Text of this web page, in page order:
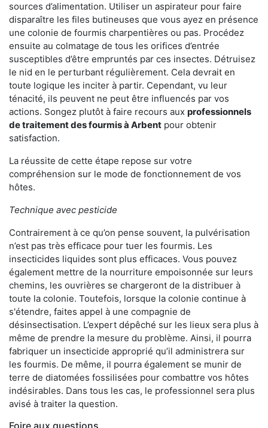
sources d’alimentation. Utiliser un aspirateur pour faire
disparaître les files butineuses que vous ayez en présence
une colonie de fourmis charpentières ou pas. Procédez
ensuite au colmatage de tous les orifices d’entrée
susceptibles d’être empruntés par ces insectes. Détruisez
le nid en le perturbant régulièrement. Cela devrait en
toute logique les inciter à partir. Cependant, vu leur
ténacité, ils peuvent ne peut être influencés par vos
actions. Songez plutôt à faire recours aux professionnels
de traitement des fourmis à Arbent pour obtenir
satisfaction.
La réussite de cette étape repose sur votre
compréhension sur le mode de fonctionnement de vos
hôtes.
Technique avec pesticide
Contrairement à ce qu’on pense souvent, la pulvérisation
n’est pas très efficace pour tuer les fourmis. Les
insecticides liquides sont plus efficaces. Vous pouvez
également mettre de la nourriture empoisonnée sur leurs
chemins, les ouvrières se chargeront de la distribuer à
toute la colonie. Toutefois, lorsque la colonie continue à
s'étendre, faites appel à une compagnie de
désinsectisation. L’expert dépêché sur les lieux sera plus à
même de prendre la mesure du problème. Ainsi, il pourra
fabriquer un insecticide approprié qu’il administrera sur
les fourmis. De même, il pourra également se munir de
terre de diatomées fossilisées pour combattre vos hôtes
indésirables. Dans tous les cas, le professionnel sera plus
avisé à traiter la question.